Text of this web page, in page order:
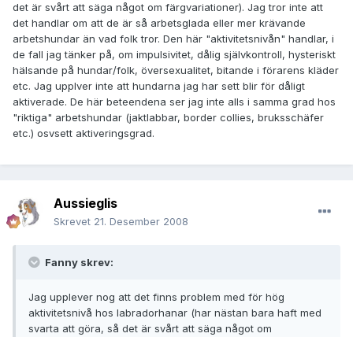
det är svårt att säga något om färgvariationer). Jag tror inte att
det handlar om att de är så arbetsglada eller mer krävande
arbetshundar än vad folk tror. Den här "aktivitetsnivån" handlar, i
de fall jag tänker på, om impulsivitet, dålig självkontroll, hysteriskt
hälsande på hundar/folk, översexualitet, bitande i förarens kläder
etc. Jag upplver inte att hundarna jag har sett blir för dåligt
aktiverade. De här beteendena ser jag inte alls i samma grad hos
"riktiga" arbetshundar (jaktlabbar, border collies, bruksschäfer
etc.) osvsett aktiveringsgrad.
Aussieglis
Skrevet 21. Desember 2008
Fanny skrev:
Jag upplever nog att det finns problem med för hög
aktivitetsnivå hos labradorhanar (har nästan bara haft med
svarta att göra, så det är svårt att säga något om